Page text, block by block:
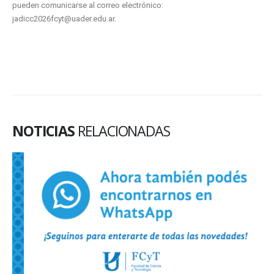
pueden comunicarse al correo electrónico:
jadicc2026fcyt@uader.edu.ar.
NOTICIAS RELACIONADAS